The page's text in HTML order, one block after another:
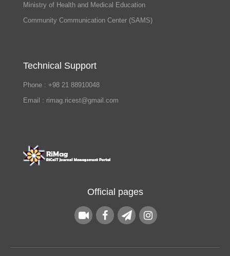
Ministry of Health and Medical Education
Community Communication Center (SAMS)
Technical Support
Phone : +98 21 88910048
Email : rimag.ricest@gmail.com
Official pages